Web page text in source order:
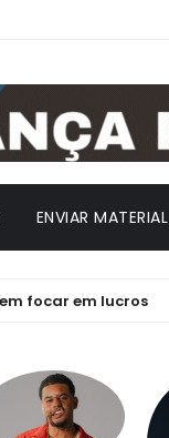
ENVIAR MATERIAL
em lucros